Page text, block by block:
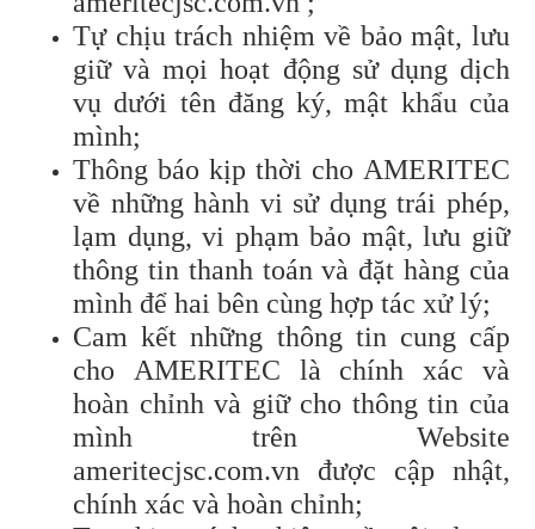
Tự chịu trách nhiệm về bảo mật, lưu
giữ và mọi hoạt động sử dụng dịch
vụ dưới tên đăng ký, mật khẩu của
mình;
Thông báo kịp thời cho AMERITEC
về những hành vi sử dụng trái phép,
lạm dụng, vi phạm bảo mật, lưu giữ
thông tin thanh toán và đặt hàng của
mình để hai bên cùng hợp tác xử lý;
Cam kết những thông tin cung cấp
cho AMERITEC là chính xác và
hoàn chỉnh và giữ cho thông tin của
mình trên Website
ameritecjsc.com.vn được cập nhật,
chính xác và hoàn chỉnh;